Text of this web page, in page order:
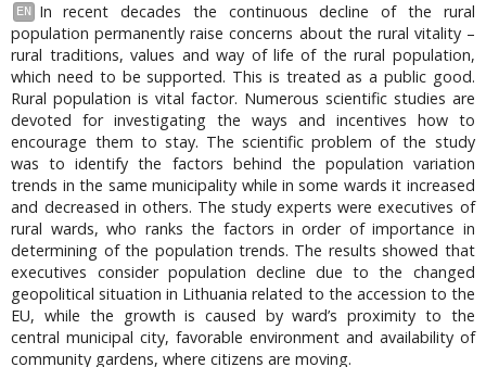
EN
In recent decades the continuous decline of the rural
population permanently raise concerns about the rural vitality –
rural traditions, values and way of life of the rural population,
which need to be supported. This is treated as a public good.
Rural population is vital factor. Numerous scientific studies are
devoted for investigating the ways and incentives how to
encourage them to stay. The scientific problem of the study
was to identify the factors behind the population variation
trends in the same municipality while in some wards it increased
and decreased in others. The study experts were executives of
rural wards, who ranks the factors in order of importance in
determining of the population trends. The results showed that
executives consider population decline due to the changed
geopolitical situation in Lithuania related to the accession to the
EU, while the growth is caused by ward’s proximity to the
central municipal city, favorable environment and availability of
community gardens, where citizens are moving.